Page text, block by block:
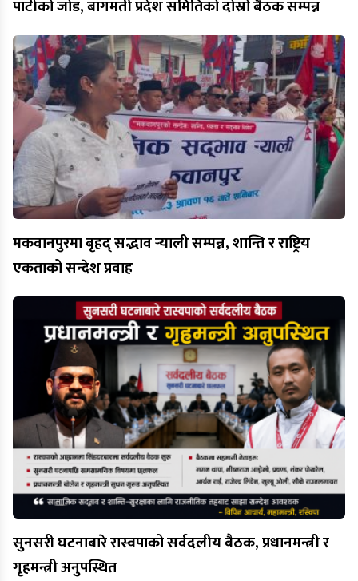
पार्टीको जोड, बागमती प्रदेश समितिको दोस्रो बैठक सम्पन्न
मकवानपुरमा बृहद् सद्भाव र्‍याली सम्पन्न, शान्ति र राष्ट्रिय
एकताको सन्देश प्रवाह
सुनसरी घटनाबारे रास्वपाको सर्वदलीय बैठक, प्रधानमन्त्री र
गृहमन्त्री अनुपस्थित